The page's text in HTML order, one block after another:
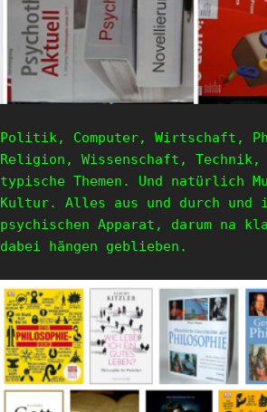
Politik, Computer, Wirtschaft,
Religion, Wissenschaft, Technik,
typische Themen. Und natürlich
Kultur. Alles aus und durch und
psychischen Apparat, darum na
dabei hängen geblieben.